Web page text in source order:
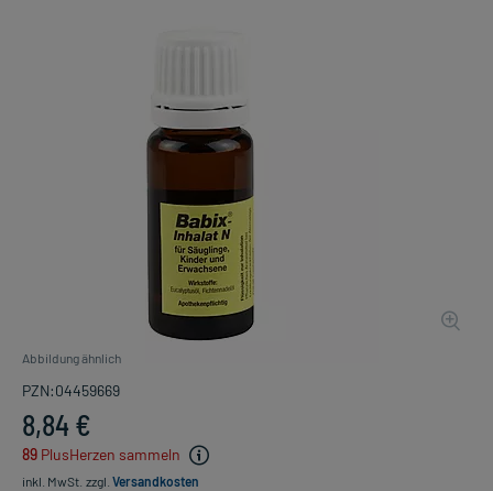
Abbildung ähnlich
PZN:04459669
8,84 €
89 PlusHerzen sammeln
inkl. MwSt. zzgl. Versandkosten